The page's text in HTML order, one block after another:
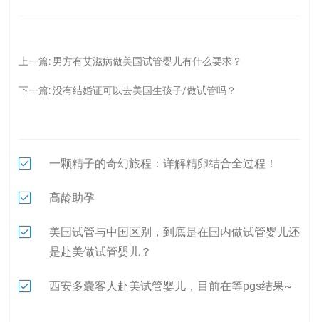
上一篇: 男方有艾滋病做美国试管婴儿有什么要求？
下一篇:没有结婚证可以去美国生孩子/做试管吗？
一颗精子的奇幻旅程：详解精卵结合全过程！
高龄助孕
美国试管与中国区别，到底是在国内做试管婴儿还
是赴美做试管婴儿？
西安多囊客人赴美试管婴儿，目前在等pgs结果~